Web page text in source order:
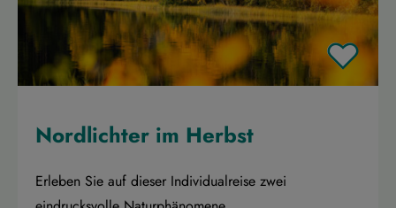
Nordlichter im Herbst
Erleben Sie auf dieser Individualreise zwei